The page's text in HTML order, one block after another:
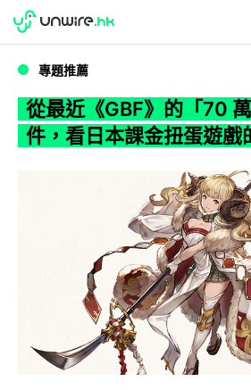
WWDC 2026
專題推薦
從最近《GBF》的「70
件，看日本課金扭蛋遊戲